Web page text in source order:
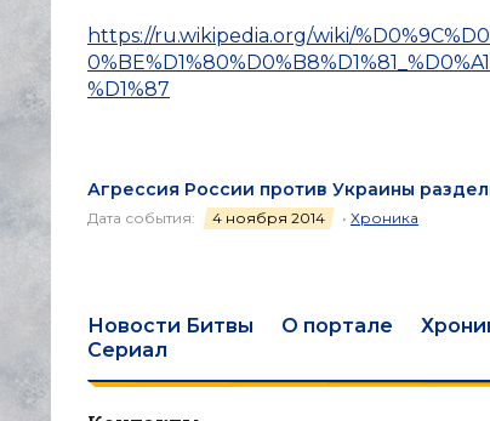
https://ru.wikipedia.org/wiki/
%D1%87
Агрессия России против Украины
Дата события: 4 ноября 2014 • Хроника
Новости Битвы О портале
Сериал